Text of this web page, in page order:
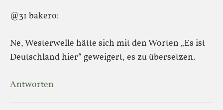
@31 bakero:
Ne, Westerwelle hätte sich mit den Worten „Es ist
Deutschland hier“ geweigert, es zu übersetzen.
Antworten